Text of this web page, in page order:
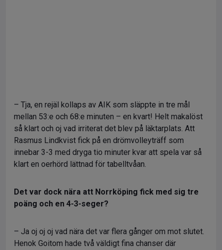
– Tja, en rejäl kollaps av AIK som släppte in tre mål
mellan 53:e och 68:e minuten – en kvart! Helt makalöst
så klart och oj vad irriterat det blev på läktarplats. Att
Rasmus Lindkvist fick på en drömvolleyträff som
innebar 3-3 med dryga tio minuter kvar att spela var så
klart en oerhörd lättnad för tabelltvåan.
Det var dock nära att Norrköping fick med sig tre
poäng och en 4-3-seger?
– Ja oj oj oj vad nära det var flera gånger om mot slutet.
Henok Goitom hade två väldigt fina chanser där